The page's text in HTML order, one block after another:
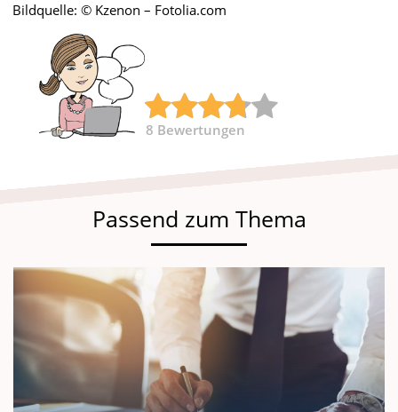
Bildquelle: © Kzenon – Fotolia.com
8 Bewertungen
Passend zum Thema